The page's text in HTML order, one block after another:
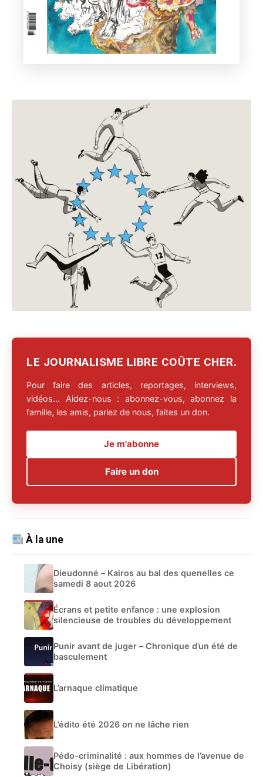
LE JOURNALISME LIBRE COÛTE CHER.
Pour faire des articles, reportages, interviews,
vidéos… Aidez-nous : abonnez-vous, abonnez la
famille, les amis, parlez de nous, faites un don.
Je m'abonne
Faire un don
À la une
Dieudonné – Kairos au bal des quenelles ce
samedi 8 aout 2026
Écrans et petite enfance : une explosion
silencieuse de troubles du développement
Punir avant de juger – Chronique d’un été de
basculement
L’arnaque climatique
L’édito été 2026 on ne lâche rien
Pédo-criminalité : aux hommes de l’avenue de
Choisy (siège de Libération)